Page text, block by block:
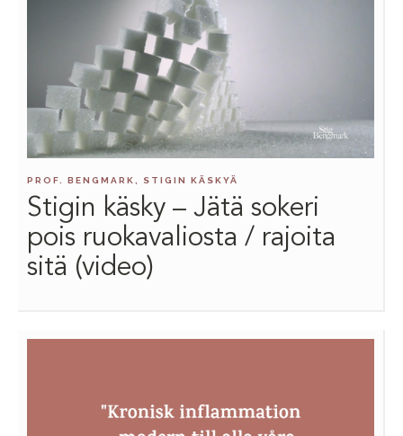
PROF. BENGMARK, STIGIN KÄSKYÄ
Stigin käsky – Jätä sokeri
pois ruokavaliosta / rajoita
sitä (video)